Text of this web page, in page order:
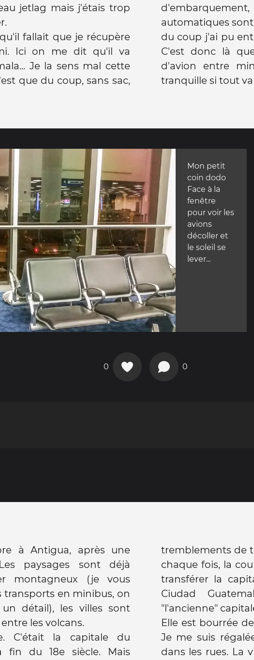
jetlag mais j'étais trop
fallait que je récupère
Ici on me dit qu'il va
Je la sens mal cette
que du coup, sans sac,
automatiques
salle d'embarquement.
passer la nuit. Pas
5h30, je devrais être
tranquille si tout
Mon petit
coin dodo
Face à la
fenêtre
pour voir les
avions
décoller et
le soleil se
lever...
0 0
à Antigua, après une
paysages sont déjà
montagneux (je vous
transports en minibus, on
détail), les villes sont
les volcans.
C'était la capitale du
fin du 18e siècle. Mais
tremblements de
chaque fois, la
transférer la
Ciudad
"l'ancienne"
Elle est bourrée
Je me suis
dans les rues. La